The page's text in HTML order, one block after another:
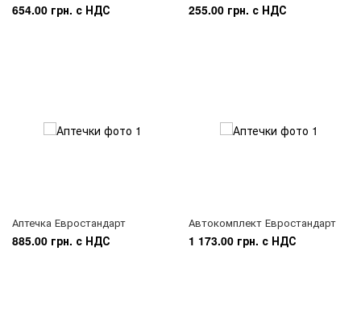
654.00 грн. с НДС 255.00 грн. с НДС
Аптечка Евростандарт
885.00 грн. с НДС
Автокомплект Евростандарт
1 173.00 грн. с НДС